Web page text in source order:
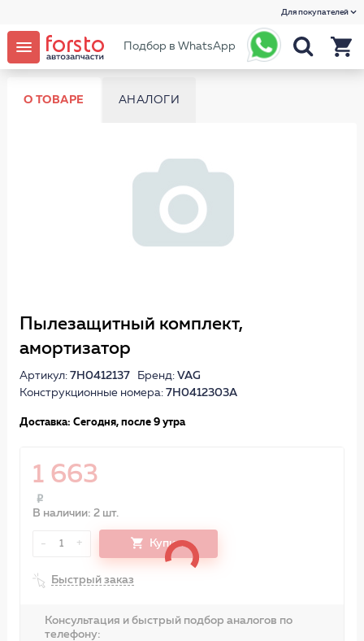
Для покупателей
Подбор в WhatsApp
О ТОВАРЕ АНАЛОГИ
Пылезащитный комплект,
амортизатор
Артикул: 7H0412137Бренд: VAG
Конструкционные номера: 7H0412303A
Доставка: Сегодня, после 9 утра
1 663
В наличии: 2 шт.
- 1 + Купить
Быстрый заказ
Консультация и быстрый подбор аналогов по
телефону: